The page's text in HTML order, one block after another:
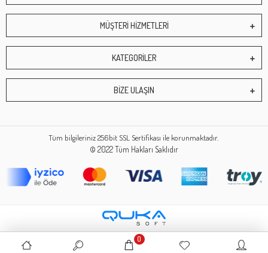
MÜŞTERİ HİZMETLERİ
KATEGORİLER
BİZE ULAŞIN
Tüm bilgileriniz 256bit SSL Sertifikası ile korunmaktadır.
© 2022Tüm Hakları Saklıdır
0